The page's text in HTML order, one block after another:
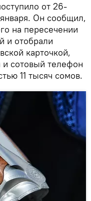
от 26-
Он сообщил,
на пересечении
и отобрали
карточкой,
и сотовый телефон
11 тысяч сомов.